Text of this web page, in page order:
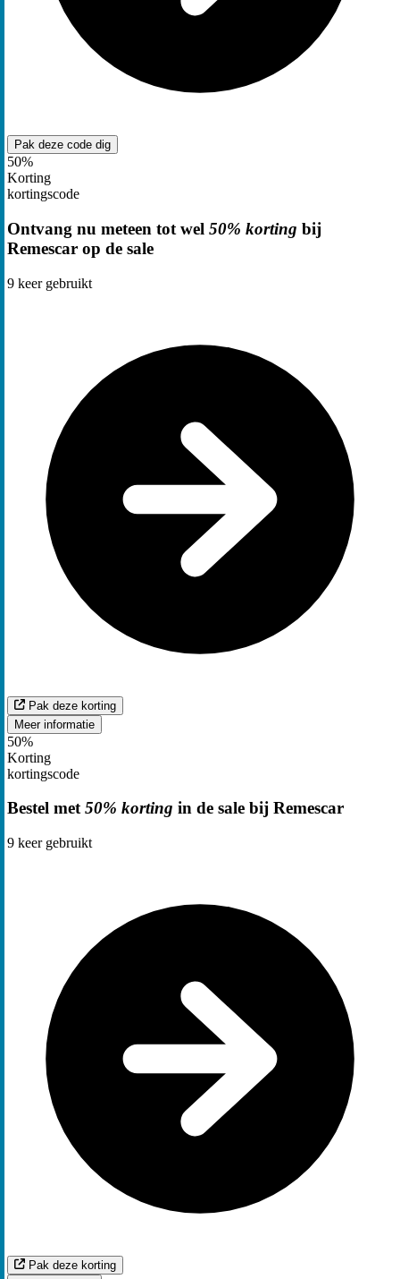
Pak deze code dig
50%
Korting
kortingscode
Ontvang nu meteen tot wel 50% korting bij
Remescar op de sale
9 keer gebruikt
Pak deze korting
Meer informatie
50%
Korting
kortingscode
Bestel met50% korting in de sale bij Remescar
9 keer gebruikt
Pak deze korting